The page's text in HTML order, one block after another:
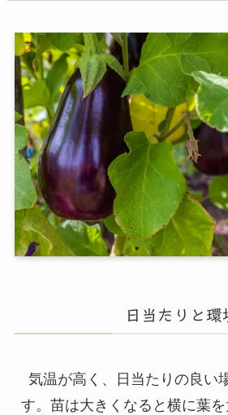
日当たりと環
気温が高く、日当たりの良い
す。苗は大きくなると横に葉